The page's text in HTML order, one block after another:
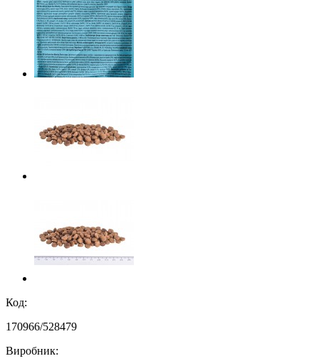
Код:
170966/528479
Виробник: